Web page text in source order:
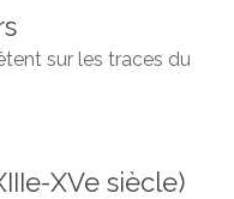
sur les traces du
XVe siècle)